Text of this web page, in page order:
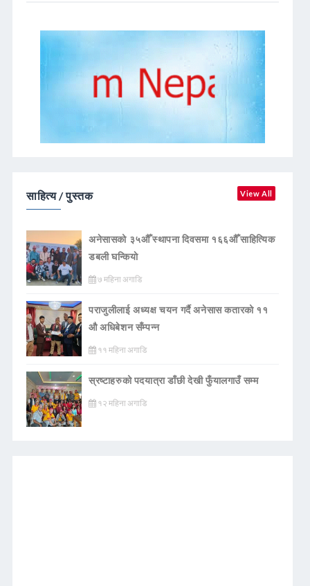
साहित्य / पुस्तक View All
अनेसासको ३५औँ स्थापना दिवसमा १६६औँ साहित्यिक
डबली घन्कियाे
७ महिना अगाडि
पराजुलीलाई अध्यक्ष चयन गर्दै अनेसास कतारको ११
औ अधिबेशन सँम्पन्न
११ महिना अगाडि
स्रष्टाहरुको पदयात्रा डाँछी देखी फुँयालगाउँ सम्म
१२ महिना अगाडि